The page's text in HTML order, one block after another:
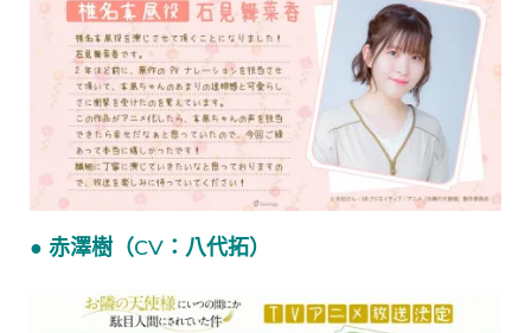
● 赤澤樹（CV：八代拓）